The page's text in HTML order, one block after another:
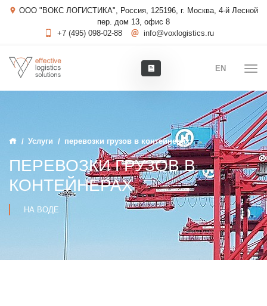
ООО "ВОКС ЛОГИСТИКА", Россия, 125196, г. Москва, 4-й Лесной
пер. дом 13, офис 8
+7 (495) 098-02-88
info@voxlogistics.ru
EN
Услуги перевозки грузов в контейнерах
ПЕРЕВОЗКИ ГРУЗОВ В
КОНТЕЙНЕРАХ
НА ВОДЕ